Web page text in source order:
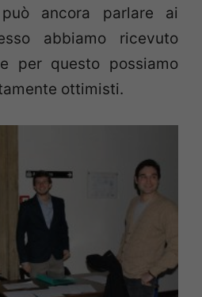
ancora parlare ai
abbiamo ricevuto
per questo possiamo
ottimisti.